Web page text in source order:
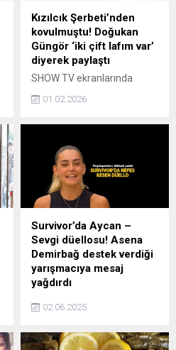
Kızılcık Şerbeti’nden
kovulmuştu! Doğukan
Güngör ‘iki çift lafım var’
diyerek paylaştı
SHOW TV ekranlarında
dizisinde 'Fatih' karakterini
madde testinin pozitif
gelmesi sonrası projeden
kovulmuştu. Güngör, sosyal
medya hesabından yaptığı
paylaşımla sevenlerine veda
etti.
01.02.2026
Survivor’da Aycan –
Sevgi düellosu! Asena
Demirbağ destek verdiği
yarışmacıya mesaj
yağdırdı
haberi: 31 Mayıs akşamı
düellosunda kaybeden belli
02.06.2025